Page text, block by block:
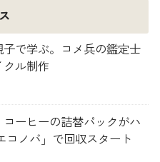
子で学ぶ。コメ兵の鑑定士
ル制作
ーヒーの詰替パックがハ
コノバ」で回収スタート